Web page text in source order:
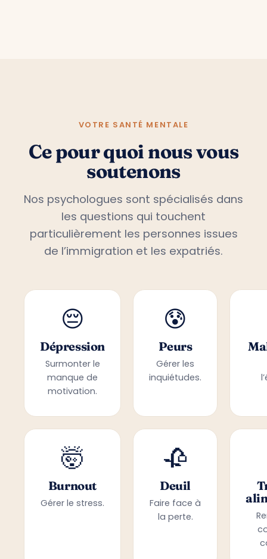
VOTRE SANTÉ MENTALE
Ce pour quoi nous vous
soutenons
Nos psychologues sont spécialisés dans
les questions qui touchent
particulièrement les personnes issues
de l’immigration et les expatriés.
😔
Dépression
Surmonter le
manque de
motivation.
😰
Peurs
Gérer les
inquiétudes.
🤯
Burnout
Gérer le stress.
🥀
Deuil
Faire face à
la perte.